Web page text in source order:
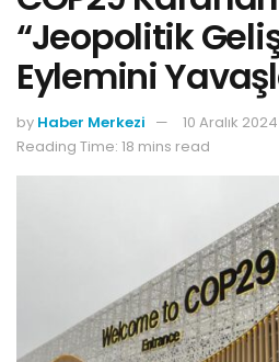
“Jeopolitik
Eylemini
by Haber Merkezi
10 Aralık 2024
Reading Time: 18 mins read